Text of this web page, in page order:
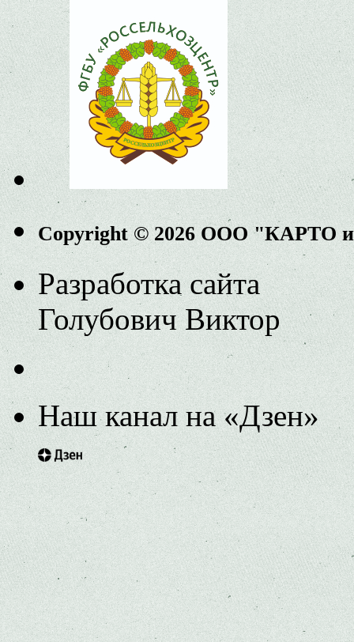
Copyright © 2026 ООО "КАРТО
Разработка сайта
Голубович Виктор
Наш канал на «Дзен»